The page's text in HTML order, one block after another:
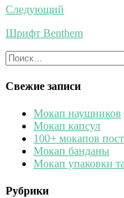
Следующий
Шрифт Benthem
Искать:
Свежие записи
Мокап наушников
Мокап капсул
100+ мокапов
Мокап банданы
Мокап упаковки
Рубрики